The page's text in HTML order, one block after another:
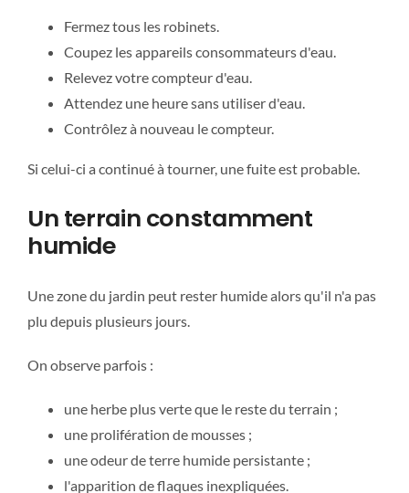
Fermez tous les robinets.
Coupez les appareils consommateurs d'eau.
Relevez votre compteur d'eau.
Attendez une heure sans utiliser d'eau.
Contrôlez à nouveau le compteur.
Si celui-ci a continué à tourner, une fuite est probable.
Un terrain constamment
humide
Une zone du jardin peut rester humide alors qu'il n'a pas
plu depuis plusieurs jours.
On observe parfois :
une herbe plus verte que le reste du terrain ;
une prolifération de mousses ;
une odeur de terre humide persistante ;
l'apparition de flaques inexpliquées.